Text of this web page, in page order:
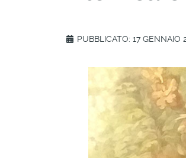
PUBBLICATO: 17 GENNAIO